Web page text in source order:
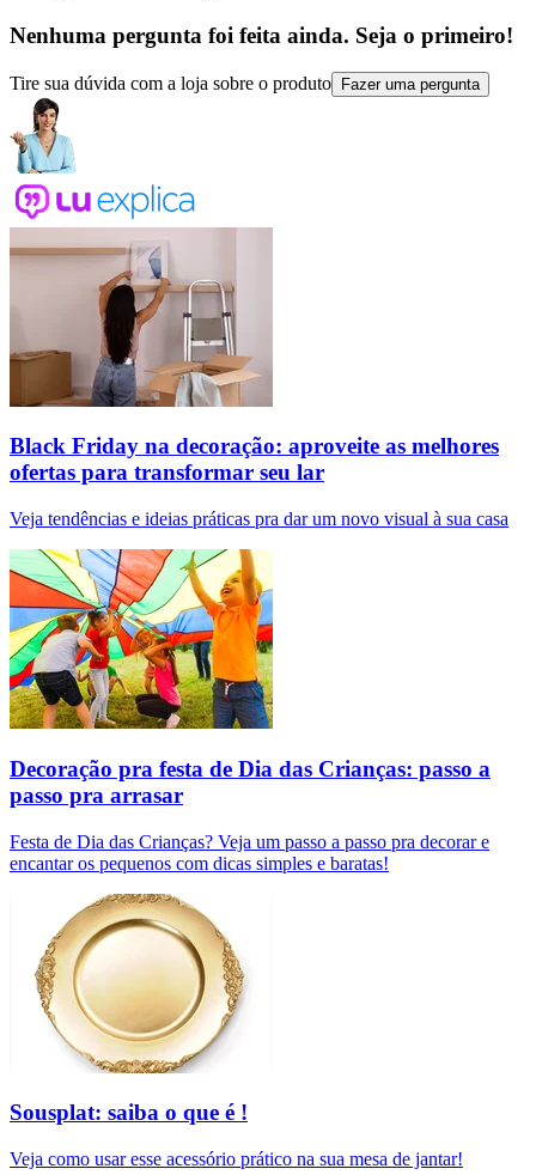
Nenhuma pergunta foi feita ainda. Seja o primeiro!
Tire sua dúvida com a loja sobre o produto Fazer uma pergunta
Black Friday na decoração: aproveite as melhores
ofertas para transformar seu lar
Veja tendências e ideias práticas pra dar um novo visual à sua casa
Decoração pra festa de Dia das Crianças: passo a
passo pra arrasar
Festa de Dia das Crianças? Veja um passo a passo pra decorar e
encantar os pequenos com dicas simples e baratas!
Sousplat: saiba o que é !
Veja como usar esse acessório prático na sua mesa de jantar!